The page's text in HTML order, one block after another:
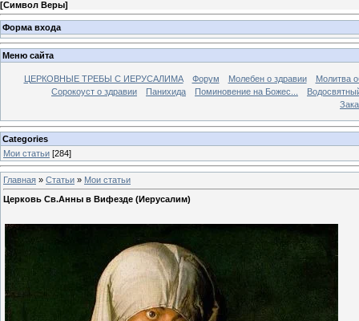
[Символ Веры]
Форма входа
Меню сайта
ЦЕРКОВНЫЕ ТРЕБЫ С ИЕРУСАЛИМА Форум Молебен о здравии
Молитва
Сорокоуст о здравии
Панихида Поминовение на Божес...
Categories
Мои статьи [284]
Главная » Статьи » Мои статьи
Церковь Св.Анны в Вифезде (Иерусалим)